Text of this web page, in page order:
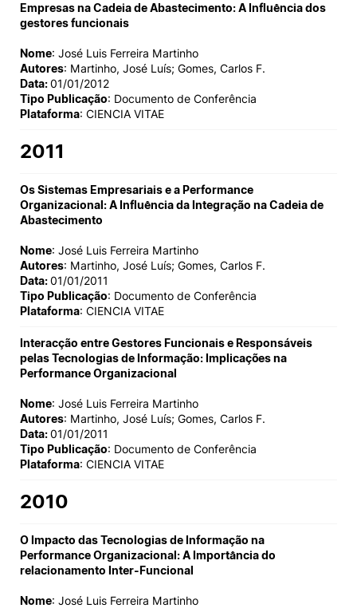
Empresas na Cadeia de Abastecimento: A Influência dos
gestores funcionais
Nome: José Luis Ferreira Martinho
Autores: Martinho, José Luís; Gomes, Carlos F.
Data:01/01/2012
Tipo Publicação: Documento de Conferência
Plataforma: CIENCIA VITAE
2011
Os Sistemas Empresariais e a Performance
Organizacional: A Influência da Integração na Cadeia de
Abastecimento
Nome: José Luis Ferreira Martinho
Autores: Martinho, José Luís; Gomes, Carlos F.
Data:01/01/2011
Tipo Publicação: Documento de Conferência
Plataforma: CIENCIA VITAE
Interacção entre Gestores Funcionais e Responsáveis
pelas Tecnologias de Informação: Implicações na
Performance Organizacional
Nome: José Luis Ferreira Martinho
Autores: Martinho, José Luís; Gomes, Carlos F.
Data:01/01/2011
Tipo Publicação: Documento de Conferência
Plataforma: CIENCIA VITAE
2010
O Impacto das Tecnologias de Informação na
Performance Organizacional: A Importância do
relacionamento Inter-Funcional
Nome: José Luis Ferreira Martinho